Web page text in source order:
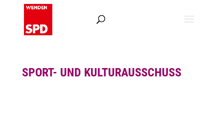
SPORT- UND KULTURAUSSCHUSS